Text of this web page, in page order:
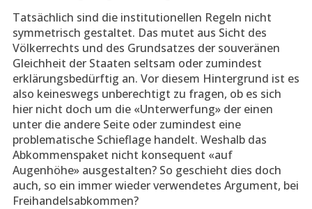
Tatsächlich sind die institutionellen Regeln nicht
symmetrisch gestaltet. Das mutet aus Sicht des
Völkerrechts und des Grundsatzes der souveränen
Gleichheit der Staaten seltsam oder zumindest
erklärungsbedürftig an. Vor diesem Hintergrund ist es
also keineswegs unberechtigt zu fragen, ob es sich
hier nicht doch um die «Unterwerfung» der einen
unter die andere Seite oder zumindest eine
problematische Schieflage handelt. Weshalb das
Abkommenspaket nicht konsequent «auf
Augenhöhe» ausgestalten? So geschieht dies doch
auch, so ein immer wieder verwendetes Argument, bei
Freihandelsabkommen?